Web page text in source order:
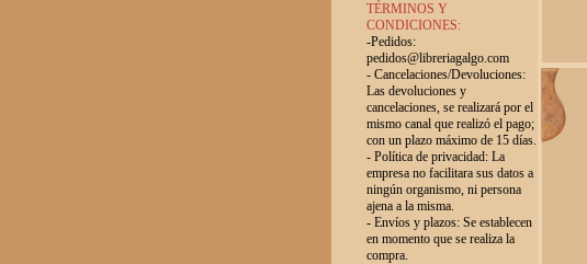
TÉRMINOS Y
CONDICIONES:
-Pedidos:
pedidos@libreriagalgo.com
- Cancelaciones/Devoluciones:
Las devoluciones y
cancelaciones, se realizará por el
mismo canal que realizó el pago;
con un plazo máximo de 15 días.
- Política de privacidad: La
empresa no facilitara sus datos a
ningún organismo, ni persona
ajena a la misma.
- Envíos y plazos: Se establecen
en momento que se realiza la
compra.